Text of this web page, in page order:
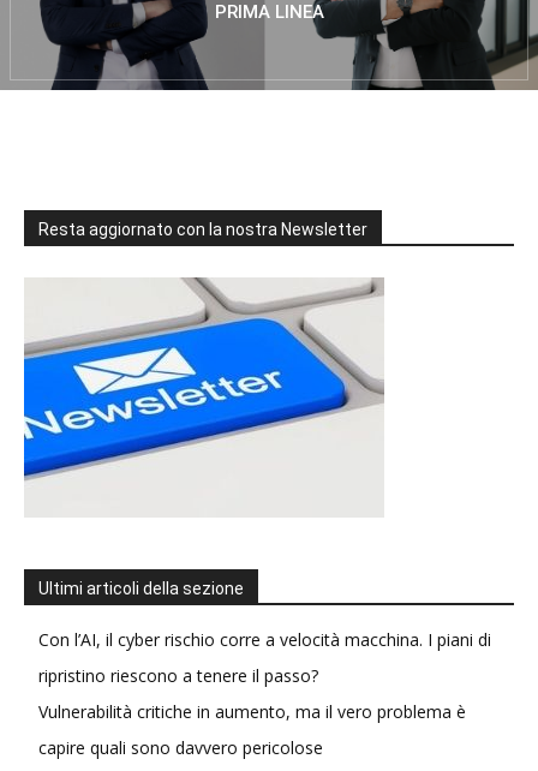
PRIMA LINEA
Resta aggiornato con la nostra Newsletter
Ultimi articoli della sezione
Con l’AI, il cyber rischio corre a velocità macchina. I piani di
ripristino riescono a tenere il passo?
Vulnerabilità critiche in aumento, ma il vero problema è
capire quali sono davvero pericolose